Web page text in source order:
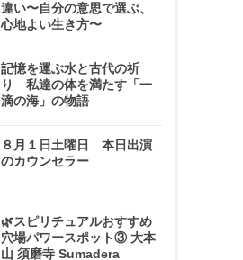
違い〜自分の意思で選ぶ、
心地よい生き方〜
記憶を運ぶ水と古代の祈
り 私達の体を満たす「一
滴の海」の物語
８月１日土曜日 本日出演
のカウンセラー
🌿スピリチュアルおすすめ
穴場パワースポット③ 大本
山 須磨寺 Sumadera